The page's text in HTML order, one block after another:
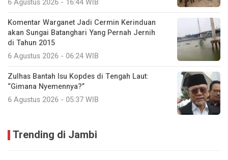
Komentar Warganet Jadi Cermin Kerinduan
akan Sungai Batanghari Yang Pernah Jernih
di Tahun 2015
6 Agustus 2026 - 06:24 WIB
Zulhas Bantah Isu Kopdes di Tengah Laut:
“Gimana Nyemennya?”
6 Agustus 2026 - 05:37 WIB
Trending di Jambi